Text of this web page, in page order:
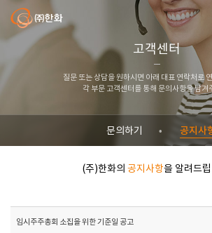
㈜한화
고객센터
질문 또는 상담을 원하시면 아래 대표 연락처로
각 부문 고객센터를 통해 문의사항을 남겨
문의하기 공지사
(주)한화의 공지사항을 알려드
임시주주총회 소집을 위한 기준일 공고